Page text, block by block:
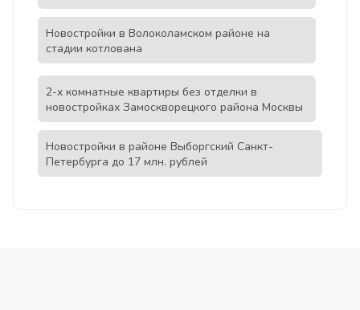
Новостройки в Волоколамском районе на
стадии котлована
2-х комнатные квартиры без отделки в
новостройках Замоскворецкого района Москвы
Новостройки в районе Выборгский Санкт-
Петербурга до 17 млн. рублей